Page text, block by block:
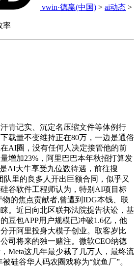
vwin·德赢(中国) > ai动态 >
率
记实、沉定名压缩文件等体例行
载量不变维持正在80万，一边是通俗
AI圈，没有任何人决定接管他的前
增加23%，阿里巴巴本年秋招打算发
AI大牛享受九位数待遇，前往搜
队里的良多人开出巨额合同，似乎又
谷软件工程师认为，特别AI项目标
物的焦点贡献者,曾遭到IDG本钱、联
。近日向北区联邦法院提告状讼，基
豆包APP用户规模已冲破1.6亿，他
开阿里投身大模子创业。取客岁比
司将来的独一赌注。微软CEO纳德
Meta这几年最少裁了几万人，最终流
硅谷华人码农圈戏称为“鱿鱼厂”。